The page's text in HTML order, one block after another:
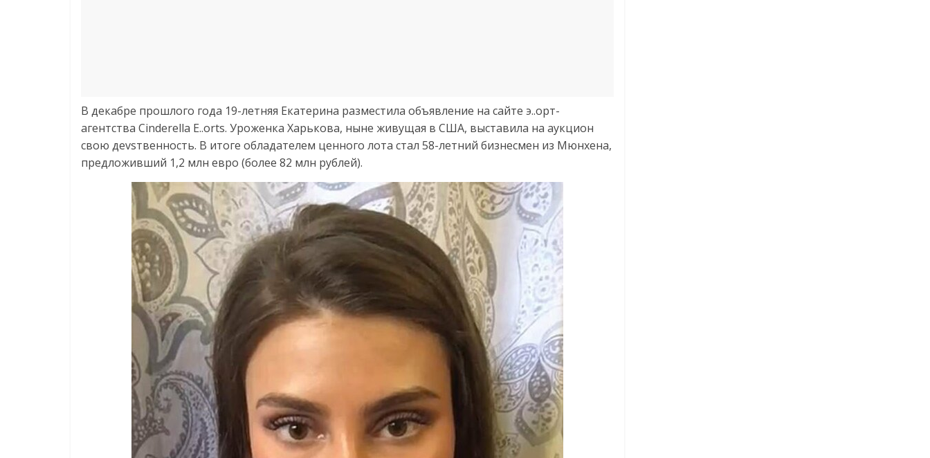
В декабре прошлого года 19-летняя Екатерина разместила объявление на сайте э..орт-
агентства Cinderella E..orts. Уроженка Харькова, ныне живущая в США, выставила на аукцион
свою деvsтвенность. В итоге обладателем ценного лота стал 58-летний бизнесмен из Мюнхена,
предложивший 1,2 млн евро (более 82 млн рублей).